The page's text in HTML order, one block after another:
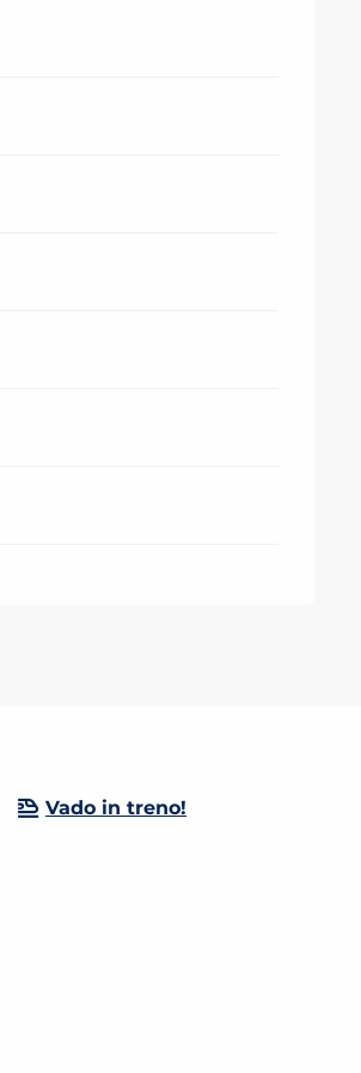
Vado in treno!